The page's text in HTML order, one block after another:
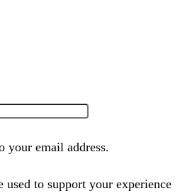
your email address.
to support your experience